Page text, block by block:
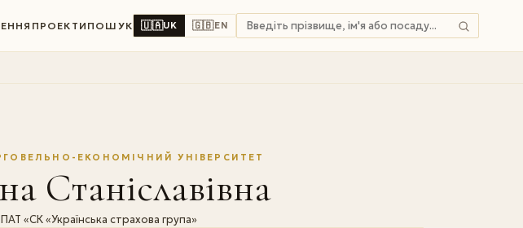
ПРОЕКТИ ПОШУК 🇺🇦UK 🇬🇧EN
ЕКОНОМІЧНИЙ УНІВЕРСИТЕТ
Станіславівна
«СК «Українська страхова група»